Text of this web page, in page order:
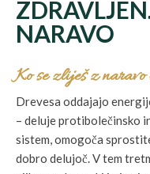
NARAVO
Ko se zliješ z naravo
Drevesa oddajajo
– deluje protibolečinsko
sistem, omogoča
dobro delujoč. V tem